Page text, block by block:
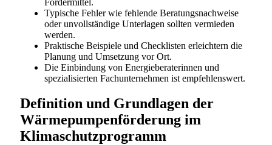
Typische Fehler wie fehlende Beratungsnachweise
oder unvollständige Unterlagen sollten vermieden
werden.
Praktische Beispiele und Checklisten erleichtern die
Planung und Umsetzung vor Ort.
Die Einbindung von Energieberaterinnen und
spezialisierten Fachunternehmen ist empfehlenswert.
Definition und Grundlagen der
Wärmepumpenförderung im
Klimaschutzprogramm